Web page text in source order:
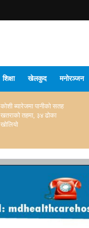
शिक्षा खेलकुद मनोरञ्जन
ट्रकमा लुकाइ ल्याएको ६४७
केजी गाँजासहित चालक–
सहचालक पक्राउ